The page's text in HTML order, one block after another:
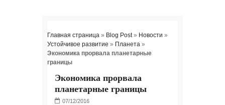
Главная страница » Blog Post» Новости »
Устойчивое развитие » Планета »
Экономика прорвала планетарные
границы
Экономика прорвала
планетарные границы